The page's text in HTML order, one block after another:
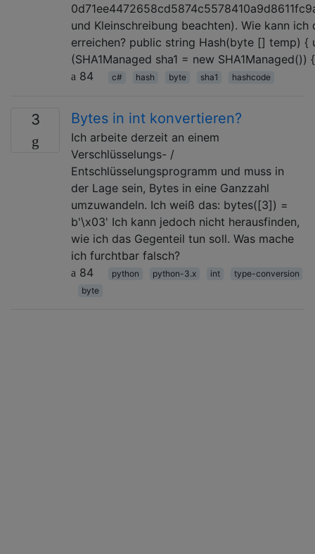
und Kleinschreibung beachten). Wie kann ich
erreichen? public string Hash(byte [] temp) {
(SHA1Managed sha1 = new SHA1Managed())
84
c# hash byte sha1 hashcode
3 Bytes in int konvertieren?
Ich arbeite derzeit an einem
Verschlüsselungs- /
Entschlüsselungsprogramm und muss in
der Lage sein, Bytes in eine Ganzzahl
umzuwandeln. Ich weiß das: bytes([3]) =
b'\x03' Ich kann jedoch nicht herausfinden,
wie ich das Gegenteil tun soll. Was mache
ich furchtbar falsch?
84
python python-3.x int
type-conversion
byte